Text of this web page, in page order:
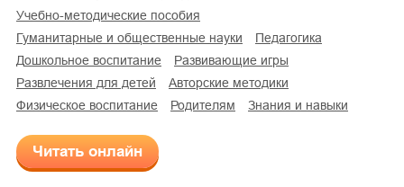
учебно-методические пособия
гуманитарные и общественные науки
педагогика
дошкольное воспитание
развивающие игры
развлечения для детей
авторские методики
физическое воспитание
родителям знания и навыки
Читать онлайн